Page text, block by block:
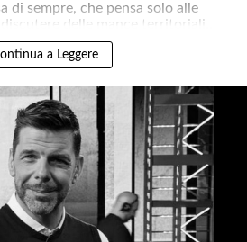
di sempre, che pensa solo alle
delle mance territoriali..
a Leggere